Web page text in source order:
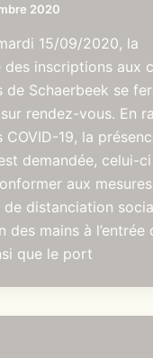
2020
15/09/2020, la
des inscriptions aux
de Schaerbeek se
rendez-vous. En
COVID-19, la
demandée, celui-
aux mesures
de distanciation
des mains à l’entrée
que le port